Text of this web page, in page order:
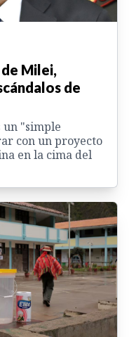
Milei,
de
un "simple
con un proyecto
en la cima del